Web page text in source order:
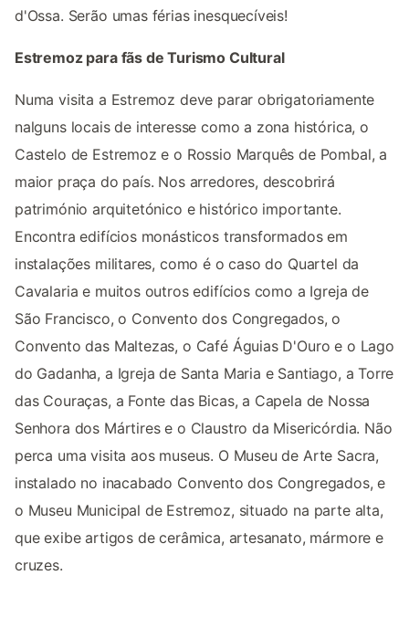
d'Ossa. Serão umas férias inesquecíveis!
Estremoz para fãs de Turismo Cultural
Numa visita a Estremoz deve parar obrigatoriamente
nalguns locais de interesse como a zona histórica, o
Castelo de Estremoz e o Rossio Marquês de Pombal, a
maior praça do país. Nos arredores, descobrirá
património arquitetónico e histórico importante.
Encontra edifícios monásticos transformados em
instalações militares, como é o caso do Quartel da
Cavalaria e muitos outros edifícios como a Igreja de
São Francisco, o Convento dos Congregados, o
Convento das Maltezas, o Café Águias D'Ouro e o Lago
do Gadanha, a Igreja de Santa Maria e Santiago, a Torre
das Couraças, a Fonte das Bicas, a Capela de Nossa
Senhora dos Mártires e o Claustro da Misericórdia. Não
perca uma visita aos museus. O Museu de Arte Sacra,
instalado no inacabado Convento dos Congregados, e
o Museu Municipal de Estremoz, situado na parte alta,
que exibe artigos de cerâmica, artesanato, mármore e
cruzes.